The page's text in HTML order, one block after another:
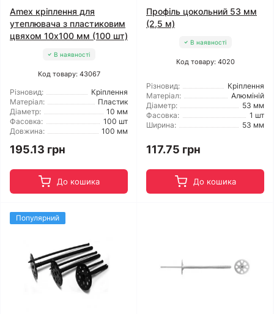
Amex кріплення для
утеплювача з пластиковим
цвяхом 10x100 мм (100 шт)
В наявності
Код товару: 43067
Різновид:
Кріплення
Матеріал:
Пластик
Діаметр:
10 мм
Фасовка:
100 шт
Довжина:
100 мм
195.13 грн
До кошика
Профіль цокольний 53 мм
(2,5 м)
В наявності
Код товару: 4020
Різновид:
Кріплення
Матеріал:
Алюміній
Діаметр:
53 мм
Фасовка:
1 шт
Ширина:
53 мм
117.75 грн
До кошика
Популярний